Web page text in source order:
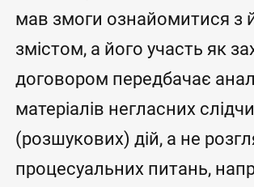
мав змоги ознайомитися з
змістом, а його участь як
договором передбачає
матеріалів негласних
(розшукових) дій, а не
процесуальних питань,